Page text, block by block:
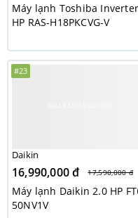
Máy lạnh Toshiba
HP RAS-H18PKCVG-V
#23
Daikin
16,990,000 đ 17,590,000 đ
Máy lạnh Daikin 2.0 HP
50NV1V